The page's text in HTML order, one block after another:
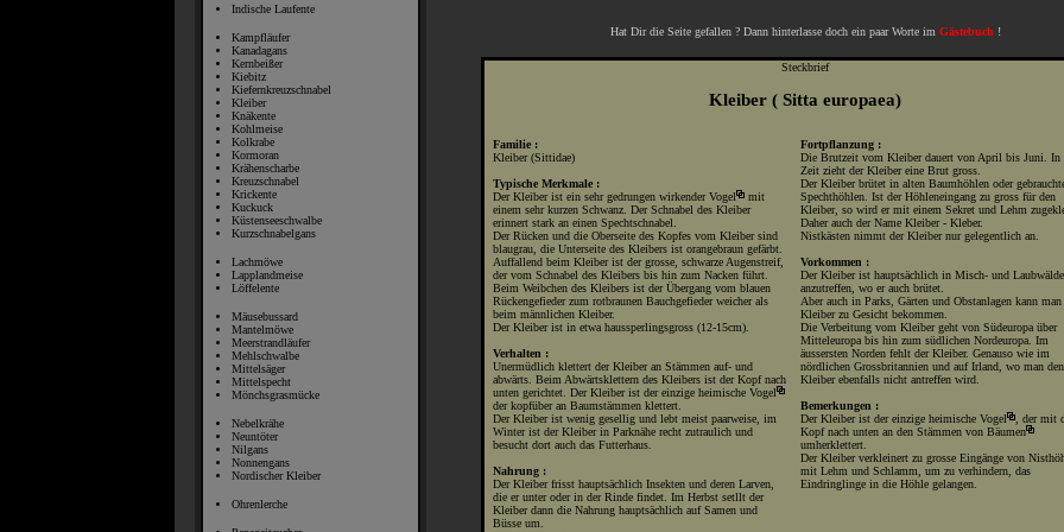
Indische Laufente
Kampfläufer
Kanadagans
Kernbeißer
Kiebitz
Kiefernkreuzschnabel
Kleiber
Knäkente
Kohlmeise
Kolkrabe
Kormoran
Krähenscharbe
Kreuzschnabel
Krickente
Kuckuck
Küstenseeschwalbe
Kurzschnabelgans
Lachmöwe
Lapplandmeise
Löffelente
Mäusebussard
Mantelmöwe
Meerstrandläufer
Mehlschwalbe
Mittelsäger
Mittelspecht
Mönchsgrasmücke
Nebelkrähe
Neuntöter
Nilgans
Nonnengans
Nordischer Kleiber
Ohrenlerche
Hat Dir die Seite gefallen ? Dann hinterlasse doch ein paar Worte im Gästebuch !
Steckbrief
Kleiber ( Sitta europaea)
Familie :
Kleiber (Sittidae)
Typische Merkmale :
Der Kleiber ist ein sehr gedrungen wirkenderVogel
mit
einem sehr kurzen Schwanz. Der Schnabel des Kleiber
erinnert stark an einen Spechtschnabel.
Der Rücken und die Oberseite des Kopfes vom Kleiber sind
blaugrau, die Unterseite des Kleibers ist orangebraun gefärbt.
Auffallend beim Kleiber ist der grosse, schwarze Augenstreif,
der vom Schnabel des Kleibers bis hin zum Nacken führt.
Beim Weibchen des Kleibers ist der Übergang vom blauen
Rückengefieder zum rotbraunen Bauchgefieder weicher als
beim männlichen Kleiber.
Der Kleiber ist in etwa haussperlingsgross (12-15cm).
Verhalten :
Unermüdlich klettert der Kleiber an Stämmen auf- und
abwärts. Beim Abwärtsklettern des Kleibers ist der Kopf nach
unten gerichtet. Der Kleiber ist der einzige heimische Vogel
der kopfüber an Baumstämmen klettert.
Der Kleiber ist wenig gesellig und lebt meist paarweise, im
Winter ist der Kleiber in Parknähe recht zutraulich und
besucht dort auch das Futterhaus.
Nahrung :
Der Kleiber frisst hauptsächlich Insekten und deren Larven,
die er unter oder in der Rinde findet. Im Herbst setllt der
Kleiber dann die Nahrung hauptsächlich auf Samen und
Büsse um.
Fortpflanzung :
Die Brutzeit vom Kleiber dauert von April bis Juni. In
Zeit zieht der Kleiber eine Brut gross.
Der Kleiber brütet in alten Baumhöhlen oder
Spechthöhlen. Ist der Höhleneingang zu gross für den
Kleiber, so wird er mit einem Sekret und Lehm
Daher auch der Name Kleiber - Kleber.
Nistkästen nimmt der Kleiber nur gelegentlich an.
Vorkommen :
Der Kleiber ist hauptsächlich in Misch- und
anzutreffen, wo er auch brütet.
Aber auch in Parks, Gärten und Obstanlagen kann man
Kleiber zu Gesicht bekommen.
Die Verbeitung vom Kleiber geht von Südeuropa über
Mitteleuropa bis hin zum südlichen Nordeuropa. Im
äussersten Norden fehlt der Kleiber. Genauso wie im
nördlichen Grossbritannien und auf Irland, wo man den
Kleiber ebenfalls nicht antreffen wird.
Bemerkungen :
Der Kleiber ist der einzige heimische Vogel
, der mit
Kopf nach unten an den Stämmen von Bäumen
umherklettert.
Der Kleiber verkleinert zu grosse Eingänge von
mit Lehm und Schlamm, um zu verhindern, das
Eindringlinge in die Höhle gelangen.